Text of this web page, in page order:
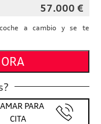
57.000 €
a cambio y se te
PARA
CITA